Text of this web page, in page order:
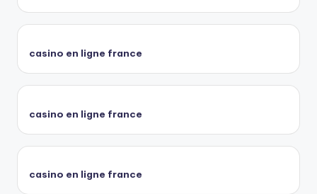
casino en ligne france
casino en ligne france
casino en ligne france